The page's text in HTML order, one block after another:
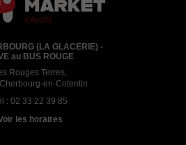
(LA GLACERIE) -
au BUS ROUGE
Rouges Terres,
en-Cotentin
: 02 33 22 39 85
les horaires